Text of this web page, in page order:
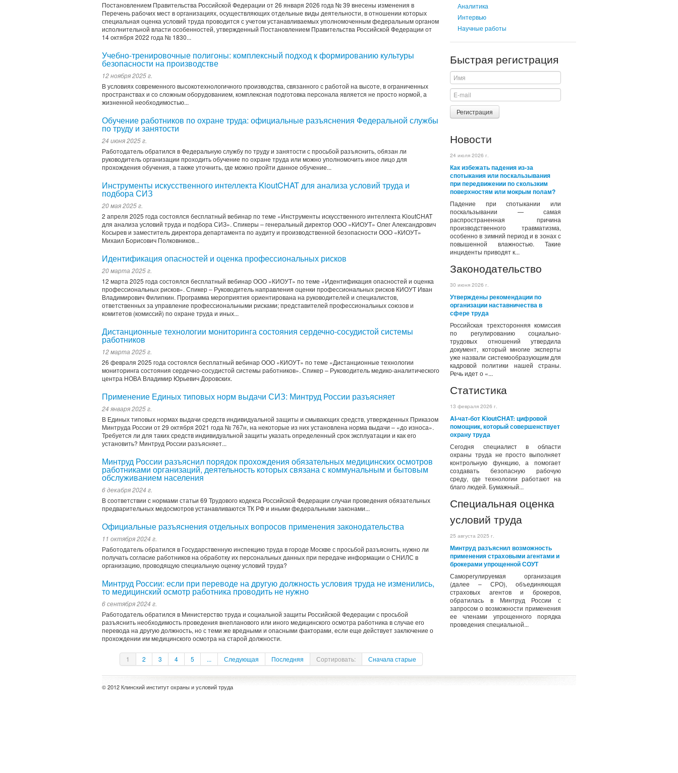
Аналитика
Интервью
Научные работы
Быстрая регистрация
Регистрация
Новости
24 июля 2026 г.
Как избежать падения из-за
спотыкания или поскальзывания
при передвижении по скользким
поверхностям или мокрым полам?
Падение при спотыкании или
поскальзывании — самая
распространенная причина
производственного травматизма,
особенно в зимний период и в зонах с
повышенной влажностью. Такие
инциденты приводят к...
Законодательство
30 июня 2026 г.
Утверждены рекомендации по
организации наставничества в
сфере труда
Российская трехсторонняя комиссия
по регулированию социально-
трудовых отношений утвердила
документ, который многие эксперты
уже назвали системообразующим для
кадровой политики нашей страны.
Речь идет о «...
Статистика
13 февраля 2026 г.
AI-чат-бот KioutCHAT: цифровой
помощник, который совершенствует
охрану труда
Сегодня специалист в области
охраны труда не просто выполняет
контрольную функцию, а помогает
создавать безопасную рабочую
среду, где технологии работают на
благо людей. Бумажный...
Специальная оценка
условий труда
25 августа 2025 г.
Минтруд разъяснил возможность
применения страховыми агентами и
брокерами упрощенной СОУТ
Саморегулируемая организация
(далее – СРО), объединяющая
страховых агентов и брокеров,
обратилась в Минтруд России с
запросом о возможности применения
ее членами упрощенного порядка
проведения специальной...
Постановлением Правительства Российской Федерации от 26 января 2026 года № 39 внесены изменения в
Перечень рабочих мест в организациях, осуществляющих отдельные виды деятельности, в отношении которых
специальная оценка условий труда проводится с учетом устанавливаемых уполномоченным федеральным органом
исполнительной власти особенностей, утвержденный Постановлением Правительства Российской Федерации от
14 октября 2022 года № 1830...
Учебно-тренировочные полигоны: комплексный подход к формированию культуры
безопасности на производстве
12 ноября 2025 г.
В условиях современного высокотехнологичного производства, связанного с работой на высоте, в ограниченных
пространствах и со сложным оборудованием, комплексная подготовка персонала является не просто нормой, а
жизненной необходимостью...
Обучение работников по охране труда: официальные разъяснения Федеральной службы
по труду и занятости
24 июня 2025 г.
Работодатель обратился в Федеральную службу по труду и занятости с просьбой разъяснить, обязан ли
руководитель организации проходить обучение по охране труда или можно уполномочить иное лицо для
прохождения обучения, а также уточнить, где можно пройти данное обучение...
Инструменты искусственного интеллекта KioutCHAT для анализа условий труда и
подбора СИЗ
20 мая 2025 г.
2 апреля 2025 года состоялся бесплатный вебинар по теме «Инструменты искусственного интеллекта KioutCHAT
для анализа условий труда и подбора СИЗ». Спикеры – генеральный директор ООО «КИОУТ» Олег Александрович
Косырев и заместитель директора департамента по аудиту и производственной безопасности ООО «КИОУТ»
Михаил Борисович Полковников...
Идентификация опасностей и оценка профессиональных рисков
20 марта 2025 г.
12 марта 2025 года состоялся бесплатный вебинар ООО «КИОУТ» по теме «Идентификация опасностей и оценка
профессиональных рисков». Спикер – Руководитель направления оценки профессиональных рисков КИОУТ Иван
Владимирович Филипкин. Программа мероприятия ориентирована на руководителей и специалистов,
ответственных за управление профессиональными рисками; представителей профессиональных союзов и
комитетов (комиссий) по охране труда и иных...
Дистанционные технологии мониторинга состояния сердечно-сосудистой системы
работников
12 марта 2025 г.
26 февраля 2025 года состоялся бесплатный вебинар ООО «КИОУТ» по теме «Дистанционные технологии
мониторинга состояния сердечно-сосудистой системы работников». Спикер – Руководитель медико-аналитического
центра НОВА Владимир Юрьевич Доровских.
Применение Единых типовых норм выдачи СИЗ: Минтруд России разъясняет
24 января 2025 г.
В Единых типовых нормах выдачи средств индивидуальной защиты и смывающих средств, утвержденных Приказом
Минтруда России от 29 октября 2021 года № 767н, на некоторые из них установлена норма выдачи – «до износа».
Требуется ли для таких средств индивидуальной защиты указать определенный срок эксплуатации и как его
установить? Минтруд России разъясняет...
Минтруд России разъяснил порядок прохождения обязательных медицинских осмотров
работниками организаций, деятельность которых связана с коммунальным и бытовым
обслуживанием населения
6 декабря 2024 г.
В соответствии с нормами статьи 69 Трудового кодекса Российской Федерации случаи проведения обязательных
предварительных медосмотров устанавливаются ТК РФ и иными федеральными законами...
Официальные разъяснения отдельных вопросов применения законодательства
11 октября 2024 г.
Работодатель обратился в Государственную инспекцию труда в городе Москве с просьбой разъяснить, нужно ли
получать согласие работников на обработку их персональных данных при передаче информации о СНИЛС в
организацию, проводящую специальную оценку условий труда?
Минтруд России: если при переводе на другую должность условия труда не изменились,
то медицинский осмотр работника проводить не нужно
6 сентября 2024 г.
Работодатель обратился в Министерство труда и социальной защиты Российской Федерации с просьбой
разъяснить необходимость проведения внепланового или иного медицинского осмотра работника в случае его
перевода на другую должность, но с теми же вредными и опасными факторами, если еще действует заключение о
прохождении им медицинского осмотра на старой должности.
1 2 3 4 5 ... Следующая Последняя Сортировать: Сначала старые
© 2012 Клинский институт охраны и условий труда